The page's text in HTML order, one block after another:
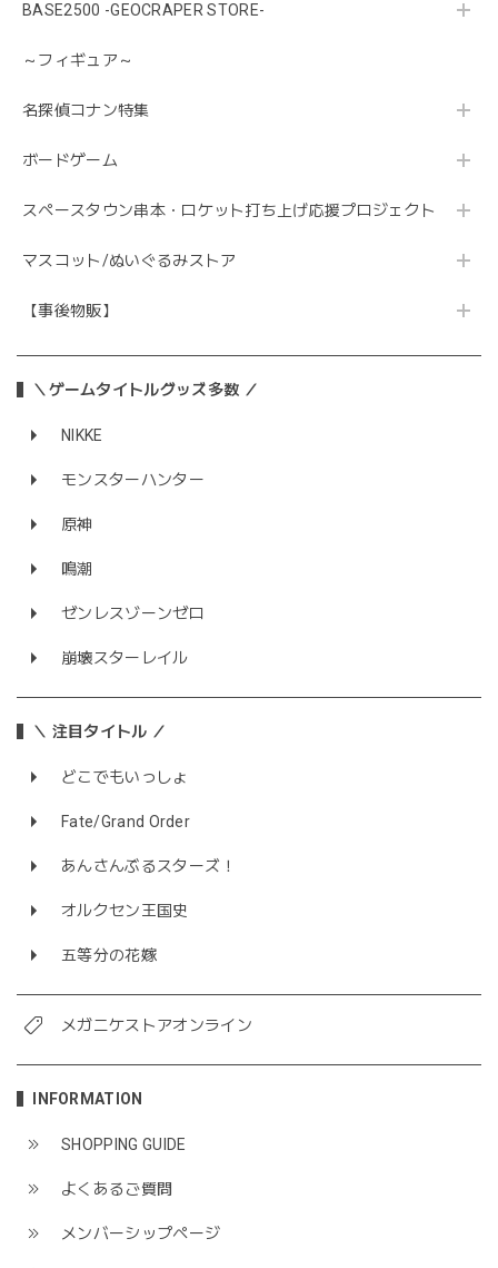
BASE2500 -GEOCRAPER STORE-
～フィギュア～
名探偵コナン特集
ボードゲーム
スペースタウン串本・ロケット打ち上げ応援プロジェクト
マスコット/ぬいぐるみストア
【事後物販】
＼ゲームタイトルグッズ多数 ／
NIKKE
モンスターハンター
原神
鳴潮
ゼンレスゾーンゼロ
崩壊スターレイル
＼ 注目タイトル ／
どこでもいっしょ
Fate/Grand Order
あんさんぶるスターズ！
オルクセン王国史
五等分の花嫁
メガニケストアオンライン
INFORMATION
SHOPPING GUIDE
よくあるご質問
メンバーシップページ